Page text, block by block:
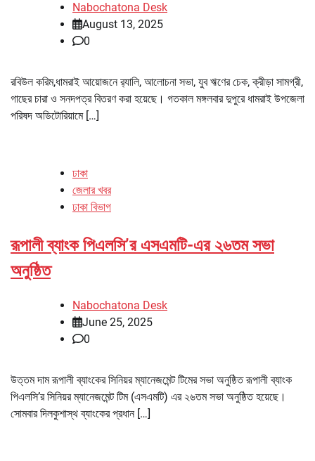
Nabochatona Desk
August 13, 2025
0
রবিউল করিম,ধামরাই আয়োজনে র‌্যালি, আলোচনা সভা, যুব ঋণের চেক, ক্রীড়া সামগ্রী,
গাছের চারা ও সনদপত্র বিতরণ করা হয়েছে। গতকাল মঙ্গলবার দুপুরে ধামরাই উপজেলা
পরিষদ অডিটোরিয়ামে […]
ঢাকা
জেলার খবর
ঢাকা বিভাগ
রূপালী ব্যাংক পিএলসি’র এসএমটি-এর ২৬তম সভা
অনুষ্ঠিত
Nabochatona Desk
June 25, 2025
0
উত্তম দাম রূপালী ব্যাংকের সিনিয়র ম্যানেজমেন্ট টিমের সভা অনুষ্ঠিত রূপালী ব্যাংক
পিএলসি’র সিনিয়র ম্যানেজমেন্ট টিম (এসএমটি) এর ২৬তম সভা অনুষ্ঠিত হয়েছে।
সোমবার দিলকুশাস্থ ব্যাংকের প্রধান […]